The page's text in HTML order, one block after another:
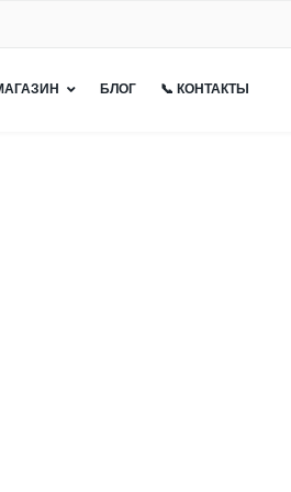
БЛОГ 📞 КОНТАКТЫ